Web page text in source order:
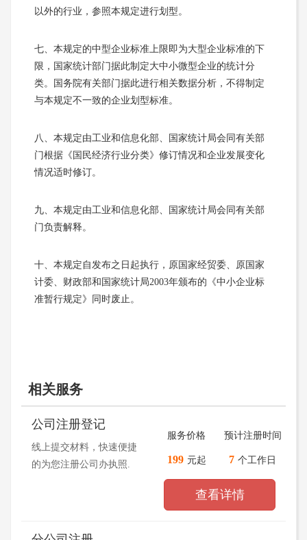
以外的行业，参照本规定进行划型。
七、本规定的中型企业标准上限即为大型企业标准的下
限，国家统计部门据此制定大中小微型企业的统计分
类。国务院有关部门据此进行相关数据分析，不得制定
与本规定不一致的企业划型标准。
八、本规定由工业和信息化部、国家统计局会同有关部
门根据《国民经济行业分类》修订情况和企业发展变化
情况适时修订。
九、本规定由工业和信息化部、国家统计局会同有关部
门负责解释。
十、本规定自发布之日起执行，原国家经贸委、原国家
计委、财政部和国家统计局2003年颁布的《中小企业标
准暂行规定》同时废止。
相关服务
公司注册登记
线上提交材料，快速便捷
的为您注册公司办执照.
服务价格
199 元起
预计注册时间
7 个工作日
查看详情